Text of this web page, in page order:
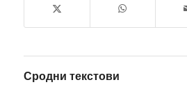
Сродни текстови